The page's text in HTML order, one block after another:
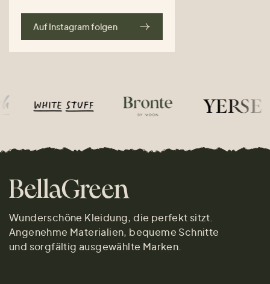
Auf Instagram folgen
Wunderschöne Kleidung, die perfekt sitzt.
Angenehme Materialien, bequeme Schnitte
und sorgfältig ausgewählte Marken.